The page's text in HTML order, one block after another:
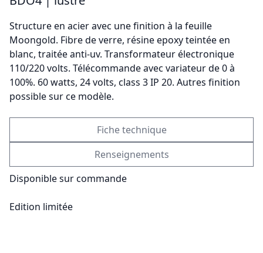
Structure en acier avec une finition à la feuille
Moongold. Fibre de verre, résine epoxy teintée en
blanc, traitée anti-uv. Transformateur électronique
110/220 volts. Télécommande avec variateur de 0 à
100%. 60 watts, 24 volts, class 3 IP 20. Autres finition
possible sur ce modèle.
Fiche technique
Renseignements
Disponible sur commande
Edition limitée
Envoyer